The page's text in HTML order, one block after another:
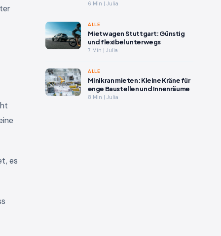
es
6 Min | Julia
ALLE
Mietwagen Stuttgart: Günstig
und flexibel unterwegs
7 Min | Julia
ALLE
Minikran mieten: Kleine Kräne für
enge Baustellen und Innenräume
8 Min | Julia